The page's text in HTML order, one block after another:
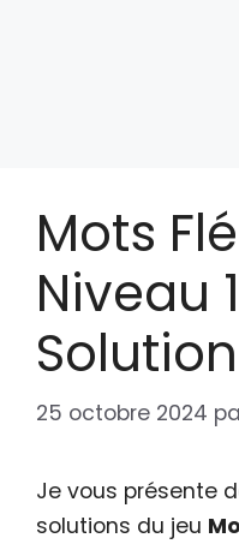
Mots
Niveau
Solution ]
25 octobre 2024
Je vous présente
solutions du jeu